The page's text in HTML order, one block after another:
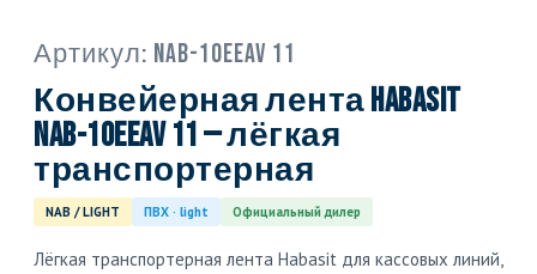
Артикул: NAB-10EEAV 11
Конвейерная лента Habasit
NAB-10EEAV 11 — лёгкая
транспортерная
NAB / LIGHT ПВХ · light Официальный дилер
Лёгкая транспортерная лента Habasit для кассовых линий,